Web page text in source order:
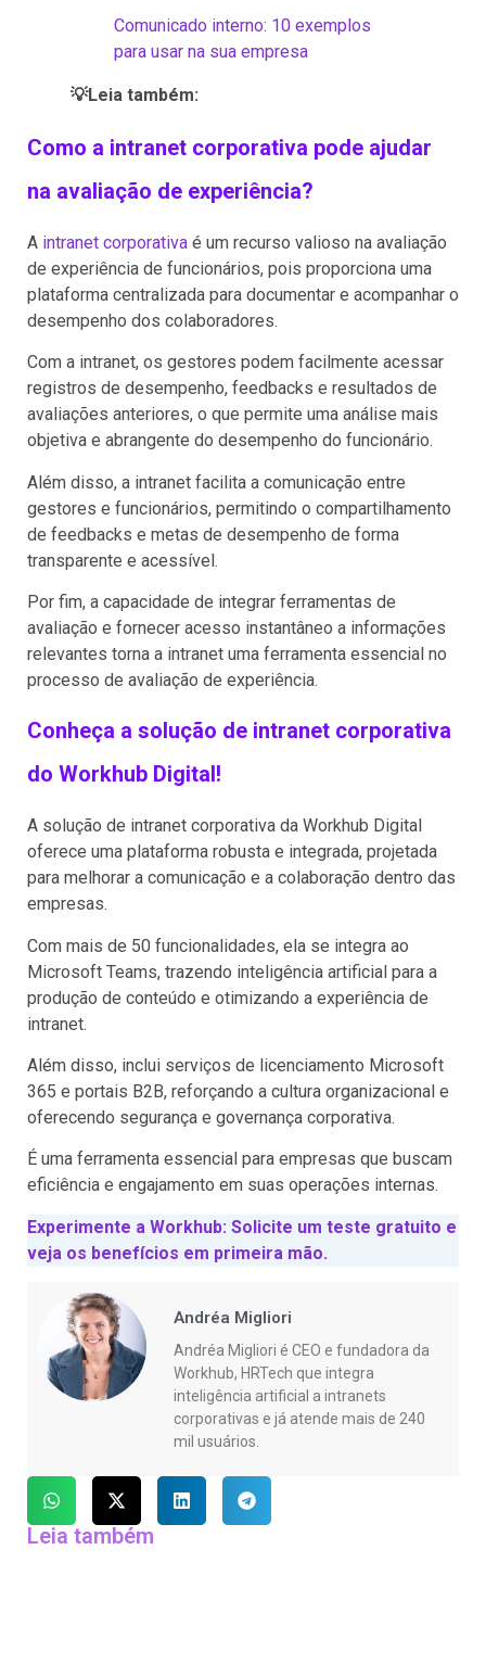
Comunicado interno: 10 exemplos
para usar na sua empresa
💡Leia também:
Como a intranet corporativa pode ajudar
na avaliação de experiência?
A intranet corporativa é um recurso valioso na avaliação
de experiência de funcionários, pois proporciona uma
plataforma centralizada para documentar e acompanhar o
desempenho dos colaboradores.
Com a intranet, os gestores podem facilmente acessar
registros de desempenho, feedbacks e resultados de
avaliações anteriores, o que permite uma análise mais
objetiva e abrangente do desempenho do funcionário.
Além disso, a intranet facilita a comunicação entre
gestores e funcionários, permitindo o compartilhamento
de feedbacks e metas de desempenho de forma
transparente e acessível.
Por fim, a capacidade de integrar ferramentas de
avaliação e fornecer acesso instantâneo a informações
relevantes torna a intranet uma ferramenta essencial no
processo de avaliação de experiência.
Conheça a solução de intranet corporativa
do Workhub Digital!
A solução de intranet corporativa da Workhub Digital
oferece uma plataforma robusta e integrada, projetada
para melhorar a comunicação e a colaboração dentro das
empresas.
Com mais de 50 funcionalidades, ela se integra ao
Microsoft Teams, trazendo inteligência artificial para a
produção de conteúdo e otimizando a experiência de
intranet.
Além disso, inclui serviços de licenciamento Microsoft
365 e portais B2B, reforçando a cultura organizacional e
oferecendo segurança e governança corporativa.
É uma ferramenta essencial para empresas que buscam
eficiência e engajamento em suas operações internas.
Experimente a Workhub: Solicite um teste gratuito e
veja os benefícios em primeira mão.
Andréa Migliori
Andréa Migliori é CEO e fundadora da
Workhub, HRTech que integra
inteligência artificial a intranets
corporativas e já atende mais de 240
mil usuários.
Leia também